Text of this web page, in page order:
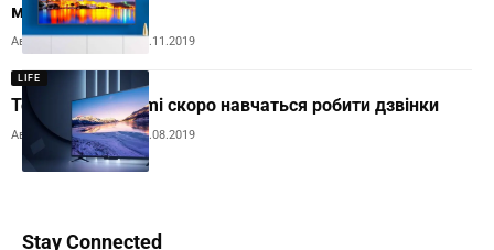
миттєво
Автор:Andrew Orobets02.11.2019
LIFE
Телевізори Xiaomi скоро навчаться робити дзвінки
Автор:Andrew Orobets10.08.2019
Stay Connected